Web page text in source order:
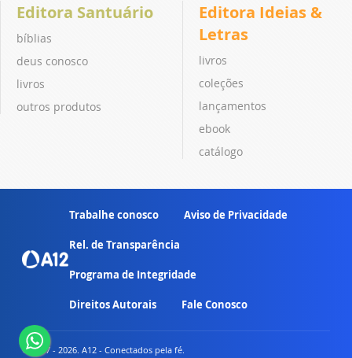
Editora Santuário
bíblias
deus conosco
livros
outros produtos
Editora Ideias &
Letras
livros
coleções
lançamentos
ebook
catálogo
Trabalhe conosco Aviso de Privacidade
Rel. de Transparência
Programa de Integridade
Direitos Autorais Fale Conosco
© 2007 - 2026. A12 - Conectados pela fé.